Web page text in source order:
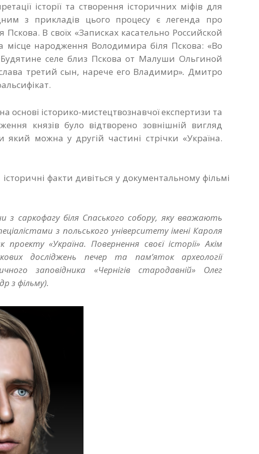
історії та створення історичних міфів для
з прикладів цього процесу є легенда про
В своїх «Записках касательно Российской
місце народження Володимира біля Пскова: «Во
селе близ Пскова от Малуши Ольгиной
третий сын, нарече его Владимир». Дмитро
основі історико-мистецтвознавчої експертизи та
князів було відтворено зовнішній вигляд
можна у другій частині стрічки «Україна.
факти дивіться у документальному фільмі
саркофагу біля Спаського собору, яку вважають
з польського університету імені Кароля
проекту «Україна. Повернення своєї історії» Акім
досліджень печер та пам’яток археології
заповідника «Чернігів стародавній» Олег
з фільму).